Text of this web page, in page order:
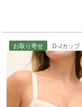
お取り寄せ D-Jカップ